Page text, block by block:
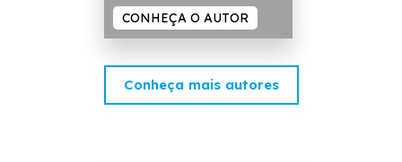
CONHEÇA O AUTOR
Conheça mais autores